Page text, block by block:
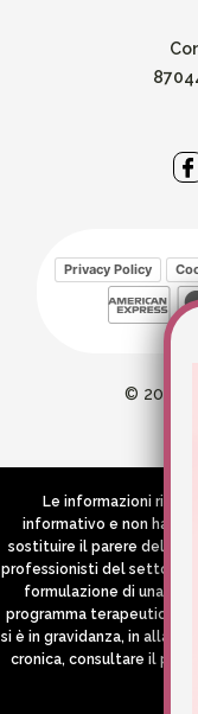
Privacy Policy
© 2026
Le informazioni
informativo e non hanno
sostituire il parere del
professionisti del settore
formulazione di una
programma terapeutico
si è in gravidanza, in
cronica, consultare il